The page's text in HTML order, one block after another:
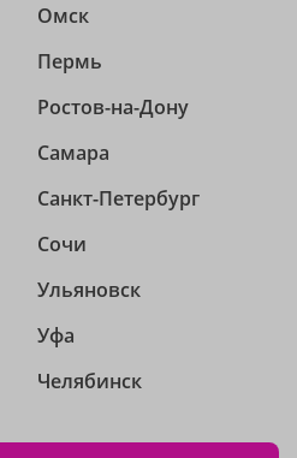
Омск
Пермь
Ростов-на-Дону
Самара
Санкт-Петербург
Сочи
Ульяновск
Уфа
Челябинск